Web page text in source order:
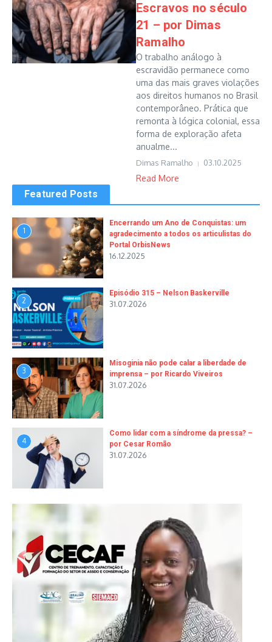
Escravos no século
21 – por Dimas
Ramalho
O trabalho análogo à
escravidão permanece como
uma das mais graves violações
aos direitos humanos no Brasil
contemporâneo. Prática que
remonta à lógica colonial, essa
forma de exploração afeta
anualme...
Dimas Ramalho 03.10.2025
Read More
Featured Posts
1
Encerrando um Ano de Conquistas: um
agradecimento a todos os articulistas do
Portal OrbisNews
16.12.2025
2
Episódio 315 – Nelson Baskerville
31.07.2026
3
Misoginia não pode calar a liberdade de
imprensa – por Ricardo Viveiros
31.07.2026
4
Como lidar com a síndrome da pressa? –
por Cesar Romão
31.07.2026